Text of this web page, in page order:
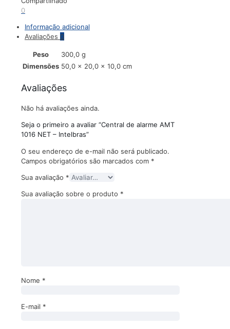
NET
Intelbras
quantidade
0
Informação adicional
Avaliações 0
Peso
300,0 g
Dimensões 50,0 × 20,0 × 10,0 cm
Avaliações
Não há avaliações ainda.
Seja o primeiro a avaliar “Central de alarme AMT
1016 NET – Intelbras”
O seu endereço de e-mail não será publicado.
Campos obrigatórios são marcados com *
Sua avaliação *
Sua avaliação sobre o produto *
Nome *
E-mail *